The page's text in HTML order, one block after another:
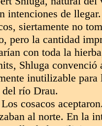
intenciones de
siertamente no
pero la cantidad
con toda la
Shluga convenció
inutilizable
río Drau.
Los cosacos
al norte. En la